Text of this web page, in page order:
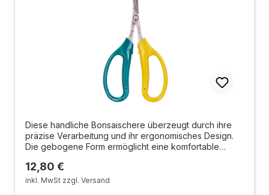
Diese handliche Bonsaischere überzeugt durch ihre
präzise Verarbeitung und ihr ergonomisches Design.
Die gebogene Form ermöglicht eine komfortable
schwer zugänglichen Stellen. Damit eignet sie sich
ideal für die regelmäßige Pflege, das Auslichten und
Regulärer Preis:
12,80 €
inkl. MwSt zzgl. Versand